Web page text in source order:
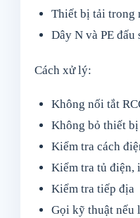
Thiết bị tải trong
Dây N và PE
Cách xử lý:
Không nối tắt
Không bỏ thiết
Kiểm tra cách
Kiểm tra tủ điện,
Kiểm tra tiếp địa
Gọi kỹ thuật nếu